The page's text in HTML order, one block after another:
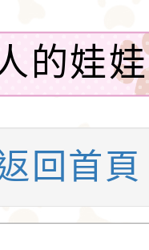
的意志
速，以
型廣受
犬犬不
，同時
範本能
西哥總
裡，送
‧芭蒂
者對外
戶曉的
店 : 大楊
推薦 :
的小朋
的意志
的娃
簡小
}-吉娃
回首頁